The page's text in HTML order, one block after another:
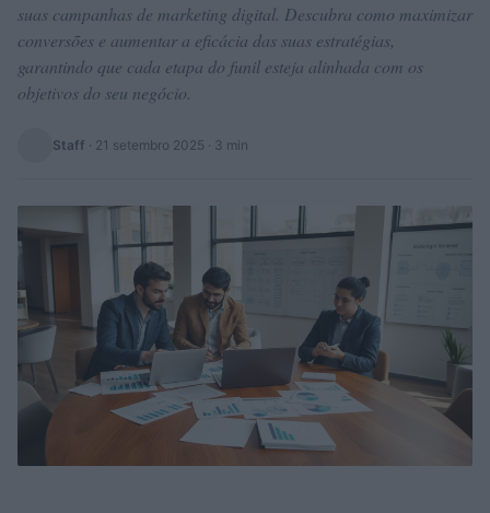
suas campanhas de marketing digital. Descubra como maximizar
conversões e aumentar a eficácia das suas estratégias,
garantindo que cada etapa do funil esteja alinhada com os
objetivos do seu negócio.
Staff · 21 setembro 2025 · 3 min